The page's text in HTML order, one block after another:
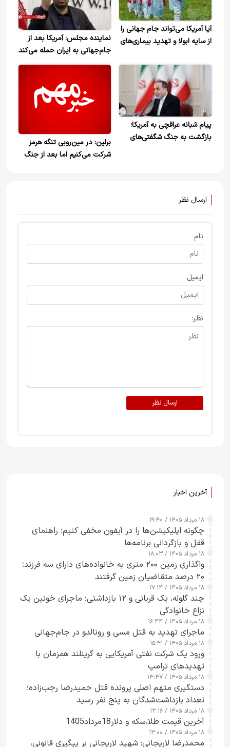
آیا آمریکا می‌تواند جام جهانی را
از سایه ابولا و تهدید بیماری‌های
نماینده مجلس: آمریکا بعد از
جام‌جهانی به ایران حمله می‌کند
/تمام خطوط قرمز رهبری در
پیام شبانه عراقچی به آمریکا؛
بازگشت به جنگ شگفتی‌های
برلین: در مین‌روبی تنگه هرمز
شرکت می‌کنیم اما بعد از جنگ
ارسال نظر
نام
ایمیل
نظر:
ارسال نظر
آخرین اخبار
۱۸ مرداد ۱۴۰۵ / ۱۹:۴۰
چگونه اپلیکیشن‌ها را در آیفون مخفی کنیم؛ راهنمای
قفل و بازگردانی برنامه‌ها
۱۸ مرداد ۱۴۰۵ / ۱۸:۰۳
واگذاری زمین ۲۰۰ متری به خانواده‌های دارای سه فرزند؛
۲۰ درصد متقاضیان زمین گرفتند
۱۸ مرداد ۱۴۰۵ / ۱۷:۱۴
چند گلوله، یک قربانی و ۱۲ بازداشتی؛ ماجرای خونین یک
نزاع خانوادگی
۱۸ مرداد ۱۴۰۵ / ۱۶:۴۴
ماجرای تهدید به قتل مسی و رونالدو در جام‌جهانی
۱۸ مرداد ۱۴۰۵ / ۱۵:۴۱
ورود یک شرکت نفتی آمریکایی به گرینلند همزمان با
تهدیدهای ترامپ
۱۸ مرداد ۱۴۰۵ / ۱۴:۴۷
دستگیری متهم اصلی پرونده قتل حمیدرضا رجب‌زاده؛
تعداد بازداشت‌شدگان به پنج نفر رسید
۱۸ مرداد ۱۴۰۵ / ۱۳:۱۶
آخرین قیمت طلا،سکه و دلار18مرداد1405
۱۸ مرداد ۱۴۰۵ / ۱۳:۰۰
محمدرضا لاریجانی: شهید لاریجانی بر پیگیری قانونی،